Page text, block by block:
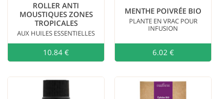
ROLLER ANTI
MOUSTIQUES ZONES
TROPICALES
AUX HUILES ESSENTIELLES
10.84 € Ajouter au
MENTHE POIVRÉE BIO
PLANTE EN VRAC POUR
INFUSION
6.02 €